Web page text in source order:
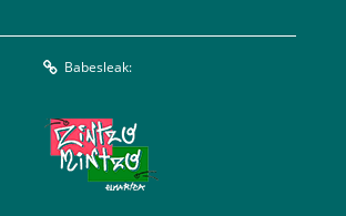
Babesleak: